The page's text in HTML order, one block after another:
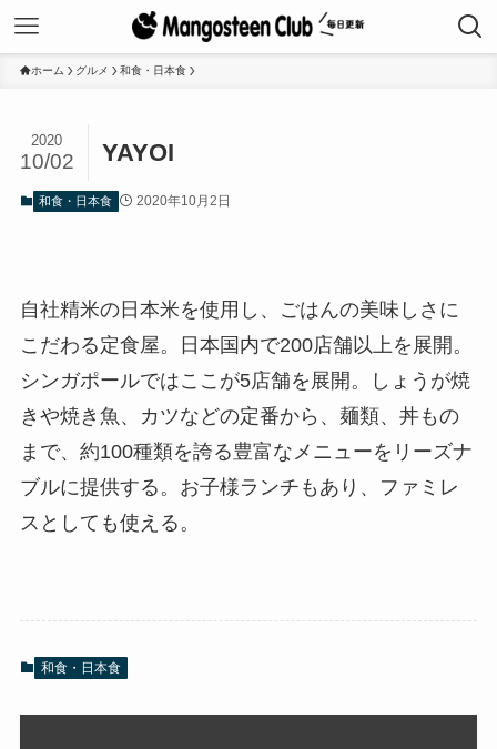
ホーム グルメ 和食・日本食
YAYOI
2020
10/02
和食・日本食 2020年10月2日
自社精米の日本米を使用し、ごはんの美味しさに
こだわる定食屋。日本国内で200店舗以上を展開。
シンガポールではここが5店舗を展開。しょうが焼
きや焼き魚、カツなどの定番から、麺類、丼もの
まで、約100種類を誇る豊富なメニューをリーズナ
ブルに提供する。お子様ランチもあり、ファミレ
スとしても使える。
和食・日本食